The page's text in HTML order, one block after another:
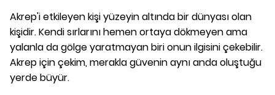
Akrep'i etkileyen kişi yüzeyin altında bir dünyası olan
kişidir. Kendi sırlarını hemen ortaya dökmeyen ama
yalanla da gölge yaratmayan biri onun ilgisini çekebilir.
Akrep için çekim, merakla güvenin aynı anda oluştuğu
yerde büyür.